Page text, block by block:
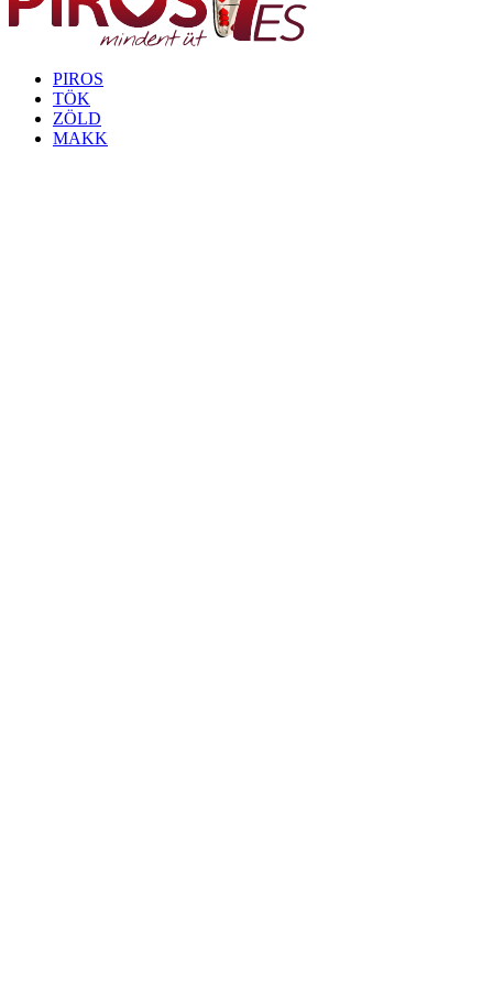
PIROS
TÖK
ZÖLD
MAKK